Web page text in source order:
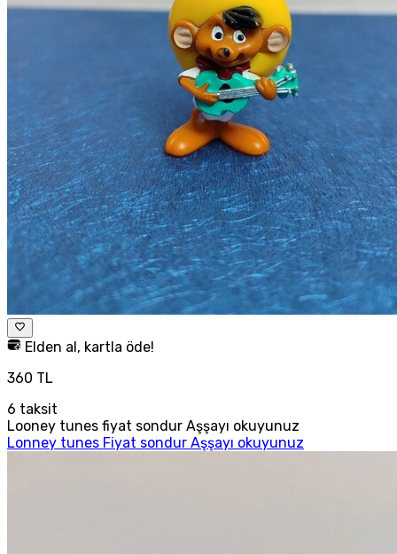
Elden al, kartla öde!
360 TL
6 taksit
Looney tunes fiyat sondur Aşşayı okuyunuz
Lonney tunes Fiyat sondur Aşşayı okuyunuz